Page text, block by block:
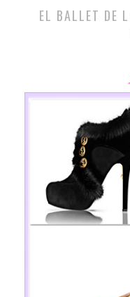
EL BALLET DE